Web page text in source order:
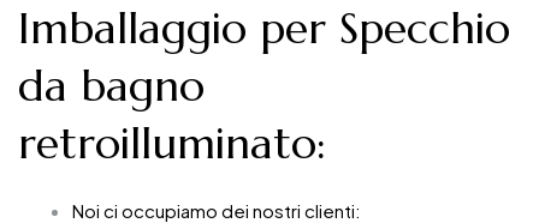
Imballaggio per Specchio
da bagno
retroilluminato:
Noi ci occupiamo dei nostri clienti: